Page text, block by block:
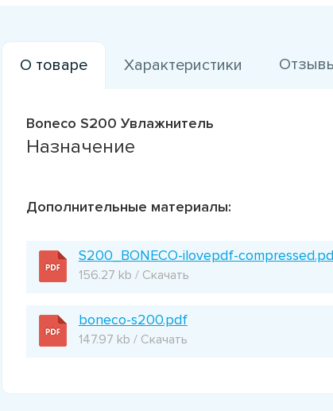
О товаре Характеристики
Boneco S200 Увлажнитель
Назначение
Дополнительные материалы:
S200_BONECO-ilovepdf-
156.27 kb / Скачать
boneco-s200.pdf
147.97 kb / Скачать